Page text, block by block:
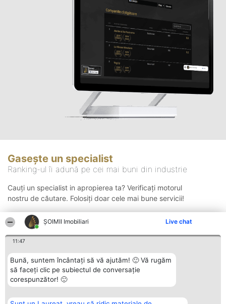
ȘOIMII Imobiliari Live chat
11:47
Bună, suntem încântați să vă ajutăm! 🙂 Vă rugăm
să faceți clic pe subiectul de conversație
corespunzător! 🙂
Gasește un specialist
Ranking-ul îi adună pe cei mai buni din industrie
Cauți un specialist in apropierea ta? Verificați motorul
nostru de căutare. Folosiți doar cele mai bune servicii!